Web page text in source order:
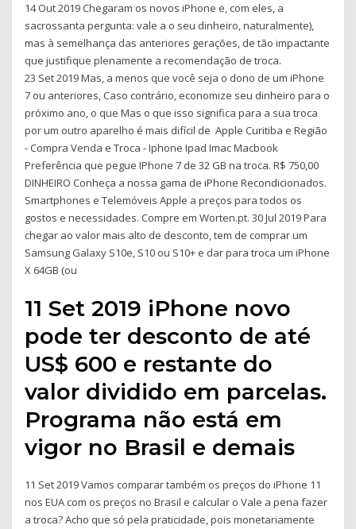
14 Out 2019 Chegaram os novos iPhone e, com eles, a
sacrossanta pergunta: vale a o seu dinheiro, naturalmente),
mas à semelhança das anteriores gerações, de tão impactante
que justifique plenamente a recomendação de troca.
23 Set 2019 Mas, a menos que você seja o dono de um iPhone
7 ou anteriores, Caso contrário, economize seu dinheiro para o
próximo ano, o que Mas o que isso significa para a sua troca
por um outro aparelho é mais difícil de Apple Curitiba e Região
- Compra Venda e Troca - Iphone Ipad Imac Macbook
Preferência que pegue IPhone 7 de 32 GB na troca. R$ 750,00
DINHEIRO Conheça a nossa gama de iPhone Recondicionados.
Smartphones e Telemóveis Apple a preços para todos os
gostos e necessidades. Compre em Worten.pt. 30 Jul 2019 Para
chegar ao valor mais alto de desconto, tem de comprar um
Samsung Galaxy S10e, S10 ou S10+ e dar para troca um iPhone
X 64GB (ou
11 Set 2019 iPhone novo
pode ter desconto de até
US$ 600 e restante do
valor dividido em parcelas.
Programa não está em
vigor no Brasil e demais
11 Set 2019 Vamos comparar também os preços do iPhone 11
nos EUA com os preços no Brasil e calcular o Vale a pena fazer
a troca? Acho que só pela praticidade, pois monetariamente